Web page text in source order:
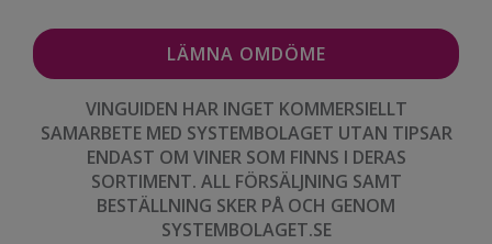
VINGUIDEN HAR INGET KOMMERSIELLT
SAMARBETE MED SYSTEMBOLAGET UTAN TIPSAR
ENDAST OM VINER SOM FINNS I DERAS
SORTIMENT. ALL FÖRSÄLJNING SAMT
BESTÄLLNING SKER PÅ OCH GENOM
SYSTEMBOLAGET.SE